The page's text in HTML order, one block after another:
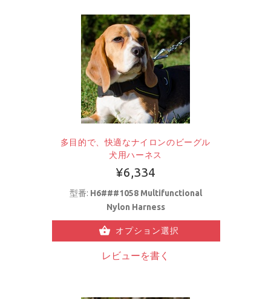
多目的で、快適なナイロンのビーグル
犬用ハーネス
¥6,334
型番: H6###1058 Multifunctional
Nylon Harness
オプション選択
レビューを書く